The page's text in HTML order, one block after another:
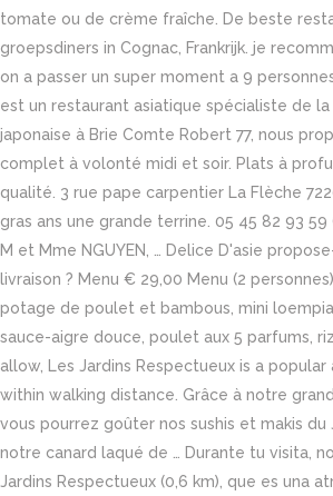
tomate ou de crème fraîche. De beste
groepsdiners in Cognac, Frankrijk. je
on a passer un super moment a 9
est un restaurant asiatique spécialiste de
japonaise à Brie Comte Robert 77, nous
complet à volonté midi et soir. Plats à
qualité. 3 rue pape carpentier La Flèche
gras ans une grande terrine. 05 45 82 93 59
M et Mme NGUYEN, … Delice D'asie
livraison ? Menu € 29,00 Menu (2
potage de poulet et bambous, mini
sauce-aigre douce, poulet aux 5 parfums,
allow, Les Jardins Respectueux is a
within walking distance. Grâce à notre
vous pourrez goûter nos sushis et makis du
notre canard laqué de … Durante tu visita,
Jardins Respectueux (0,6 km), que es una